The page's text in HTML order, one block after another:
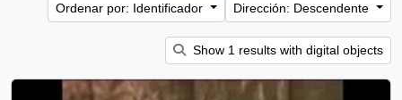
Ordenar por: Identificador
Dirección: Descendente
Show 1 results with digital objects